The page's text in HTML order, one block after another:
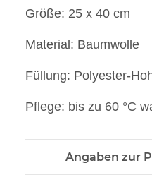
Größe: 25 x 40 cm
Material: Baumwolle
Füllung: Polyester-
Pflege: bis zu 60 °C
Angaben zur